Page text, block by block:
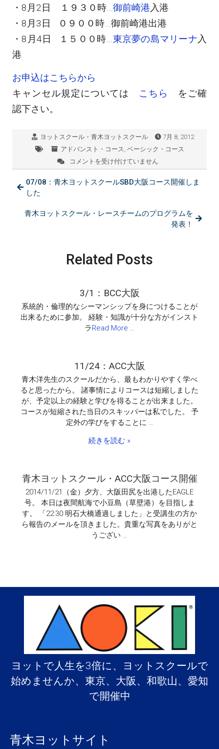
・8月2日 １９３０時…御前崎港入港
・8月3日 ０９００時…御前崎港出港
・8月4日 １５００時…東京夢の島マリーナ入
港
お申込はこちらから
キャンセル規定については こちら
をご確
認下さい。
ヨットスクール・青木ヨットスクール
7月 8, 2012
アドバンスト・コース ベーシック・コース
大
～
ッ
ト・
ニ
ン
グ
コメントを受け付けていません
07/08：青木ヨットスクールSBD大阪コース開催しま
した
青木ヨットスクール・レースチームのプログラムを
発表！
Related Posts
3/1：BCC大阪
系統的・倫理的なシーマンシップを身につけることが
出来るために参加。 経験・知識が十分な方がインスト
ラRead More …
11/24：ACC大阪
青木洋先生のスクールだから、最もわかりやすく学べ
ると思ったから。 諸事情によりコースは短縮しました
が、予定以上の経験と学びを得ることが出来ました。
コースが短縮された当日のスキッパーは私でした。 予
定外の学びをすることに …
続きを読む »
青木ヨットスクール・ACC大阪コース開催
2014/11/21（金）夕方、大阪田尻を出港したEAGLE
号。 本日は夜間航海で小豆島（草壁港）を目指しま
す。 「22:30 明石大橋通過しました」と受講生の方か
ら報告のメールを頂きました。貴重な写真をありがと
うござい …
ヨットで人生を3倍に、ヨットスクールで
始めませんか、東京、大阪、和歌山、愛知
で開催中
青木ヨットサイト